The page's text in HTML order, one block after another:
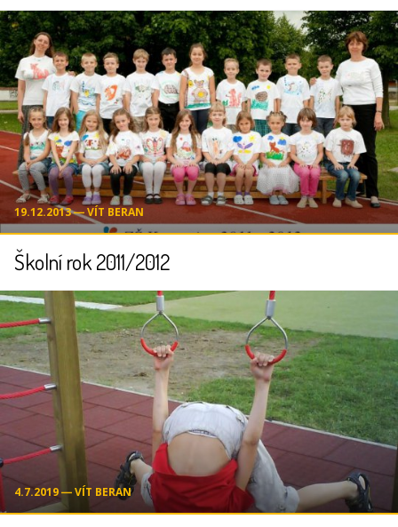
19.12.2013 ― VÍT BERAN
Školní rok 2011/2012
4.7.2019 ― VÍT BERAN